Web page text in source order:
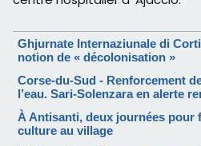
Ghjurnate Internaziunale di
notion de « décolonisation »
Corse-du-Sud - Renforcement
l’eau. Sari-Solenzara en alerte
À Antisanti, deux journées pour
culture au village